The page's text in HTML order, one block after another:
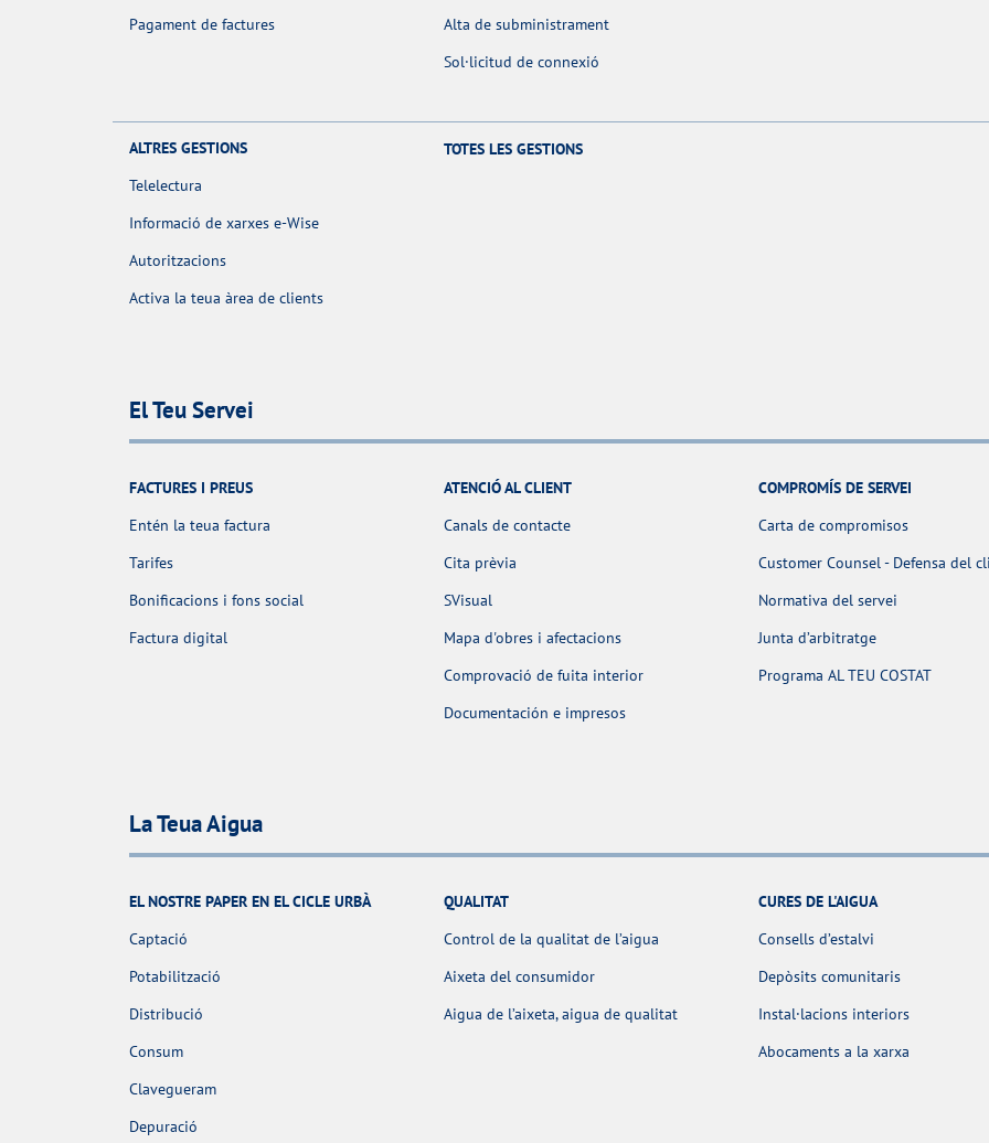
Pagament de factures
Alta de subministrament
Sol·licitud de connexió
ALTRES GESTIONS
Telelectura
Informació de xarxes e-Wise
Autoritzacions
Activa la teua àrea de clients
TOTES LES GESTIONS
El Teu Servei
FACTURES I PREUS
Entén la teua factura
Tarifes
Bonificacions i fons social
Factura digital
ATENCIÓ AL CLIENT
Canals de contacte
Cita prèvia
SVisual
Mapa d'obres i afectacions
Comprovació de fuita interior
Documentación e impresos
COMPROMÍS DE SERVEI
Carta de compromisos
Customer Counsel - Defensa del
Normativa del servei
Junta d’arbitratge
Programa AL TEU COSTAT
La Teua Aigua
EL NOSTRE PAPER EN EL CICLE URBÀ
Captació
Potabilització
Distribució
Consum
Clavegueram
Depuració
QUALITAT
Control de la qualitat de l’aigua
Aixeta del consumidor
Aigua de l’aixeta, aigua de qualitat
CURES DE L'AIGUA
Consells d’estalvi
Depòsits comunitaris
Instal·lacions interiors
Abocaments a la xarxa